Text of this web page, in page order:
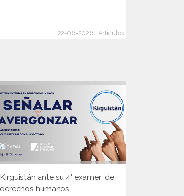
22-06-2026 | Artículos
Kirguistán ante su 4° examen de
derechos humanos